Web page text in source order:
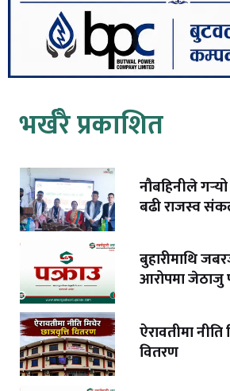
भर्खरै प्रकाशित
नौबहिनीले गर्‍यो
बढी राजस्व
बुहारीमाथि
आरोपमा जेठाजु
ऐरावतीमा नीति
वितरण